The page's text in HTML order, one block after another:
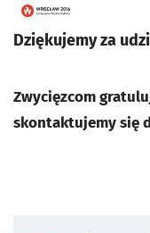
Dziękujemy za
Zwycięzcom
skontaktujemy się